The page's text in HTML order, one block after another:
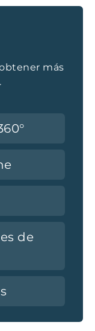
más
de